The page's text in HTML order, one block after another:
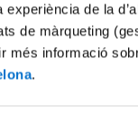
experiència de la
de màrqueting
més informació
.